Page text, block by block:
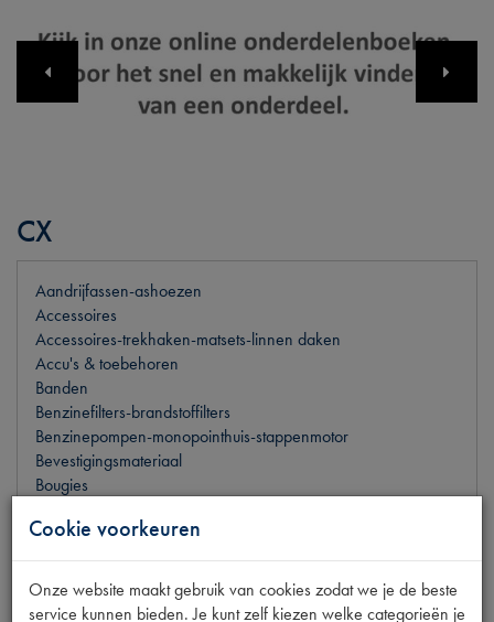
CX
Aandrijfassen-ashoezen
Accessoires
Accessoires-trekhaken-matsets-linnen daken
Accu's & toebehoren
Banden
Benzinefilters-brandstoffilters
Benzinepompen-monopointhuis-stappenmotor
Bevestigingsmateriaal
Bougies
Clignoteurs
Deur-,kontakt- en raamsloten-slotpennen
Dynamo's-borstelsets-regelaars
Frictiedelen
Cookie voorkeuren
Onze website maakt gebruik van cookies zodat we je de beste
service kunnen bieden. Je kunt zelf kiezen welke categorieën je